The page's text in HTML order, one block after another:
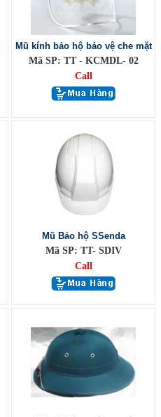
Mũ kính bảo hộ bảo vệ che mặt
Mã SP: TT - KCMDL- 02
Call
Mũ Bảo hộ SSenda
Mã SP: TT- SDIV
Call